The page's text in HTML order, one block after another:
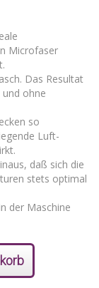
Microfaser
Das Resultat
ohne
so
Luft-
daß sich die
stets optimal
der Maschine